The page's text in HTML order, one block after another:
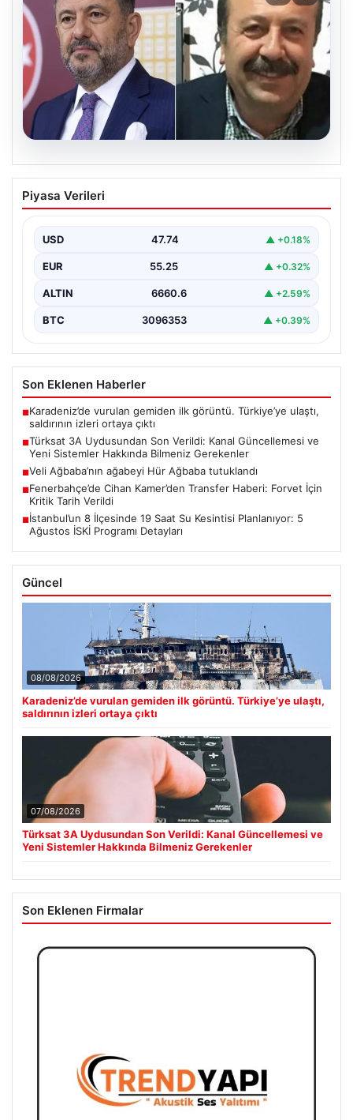
06.08.2026
Veli Ağbaba’nın ağabeyi Hür Ağbaba
tutuklandı
Piyasa Verileri
USD 47.74 ▲ +0.18%
EUR 55.25 ▲ +0.32%
ALTIN 6660.6 ▲ +2.59%
BTC 3096353 ▲ +0.39%
Son Eklenen Haberler
■Karadeniz’de vurulan gemiden ilk görüntü. Türkiye’ye ulaştı,
saldırının izleri ortaya çıktı
■Türksat 3A Uydusundan Son Verildi: Kanal Güncellemesi ve
Yeni Sistemler Hakkında Bilmeniz Gerekenler
■Veli Ağbaba’nın ağabeyi Hür Ağbaba tutuklandı
■Fenerbahçe’de Cihan Kamer’den Transfer Haberi: Forvet İçin
Kritik Tarih Verildi
■İstanbul’un 8 İlçesinde 19 Saat Su Kesintisi Planlanıyor: 5
Ağustos İSKİ Programı Detayları
Güncel
08/08/2026
Karadeniz’de vurulan gemiden ilk görüntü. Türkiye’ye ulaştı,
saldırının izleri ortaya çıktı
07/08/2026
Türksat 3A Uydusundan Son Verildi: Kanal Güncellemesi ve
Yeni Sistemler Hakkında Bilmeniz Gerekenler
Son Eklenen Firmalar